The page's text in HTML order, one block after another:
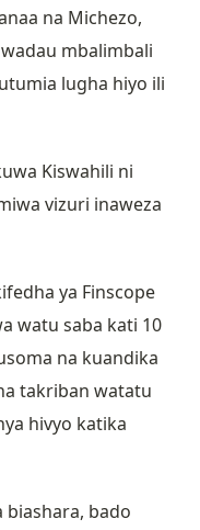
na Michezo,
mbalimbali
lugha hiyo ili
Kiswahili ni
vizuri inaweza
ya Finscope
watu saba kati 10
na kuandika
takriban watatu
hivyo katika
biashara, bado